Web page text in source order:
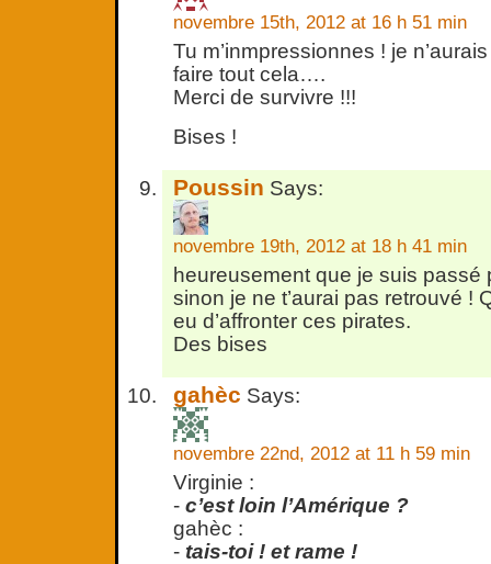
novembre 15th, 2012 at 16 h 51 min
Tu m’inmpressionnes ! je
faire tout cela….
Merci de survivre !!!
Bises !
Poussin Says:
novembre 19th, 2012 at 18 h 41 min
heureusement que je suis
sinon je ne t’aurai pas retrouvé !
eu d’affronter ces pirates.
Des bises
gahèc Says:
novembre 22nd, 2012 at 11 h 59 min
Virginie :
- c’est loin l’Amérique ?
gahèc :
- tais-toi ! et rame !